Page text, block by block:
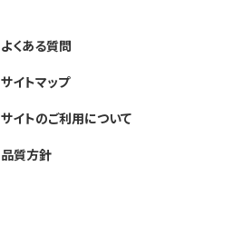
よくある質問
サイトマップ
サイトのご利用について
品質方針